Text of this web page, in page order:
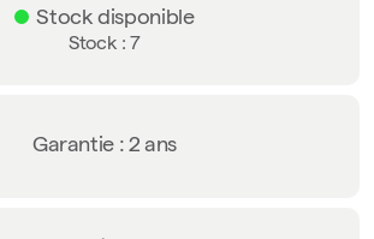
Stock disponible
Stock : 7
Garantie : 2 ans